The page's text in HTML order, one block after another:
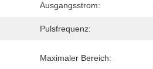
Ausgangsstrom:
Pulsfrequenz:
Maximaler Bereich: